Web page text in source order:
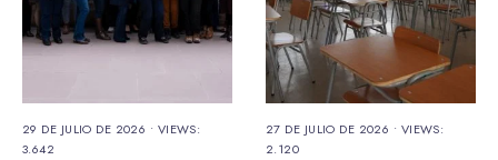
29 DE JULIO DE 2026 • VIEWS:
3.642
27 DE JULIO DE 2026 • VIEWS:
2.120